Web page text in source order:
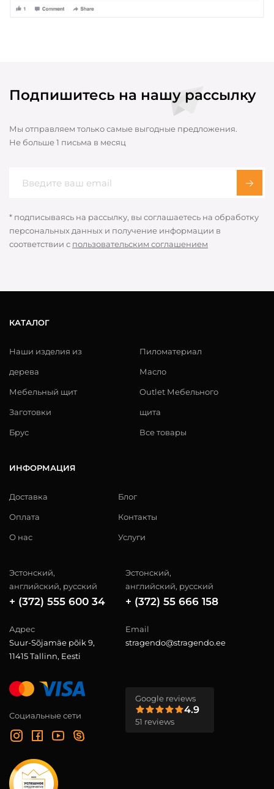
Подпишитесь на нашу рассылку
Мы отправляем только самые выгодные предложения.
Не больше 1 письма в месяц
* подписываясь на рассылку, вы соглашаетесь на обработку
персональных данных и получение информации в
соответствии с пользовательским соглашением
КАТАЛОГ
Наши изделия из
дерева
Мебельный щит
Заготовки
Брус
Пиломатериал
Масло
Outlet Мебельного
щита
Все товары
ИНФОРМАЦИЯ
Доставка
Оплата
О нас
Блог
Контакты
Услуги
Эстонский,
английский, русский
+ (372) 555 600 34
Эстонский,
английский, русский
+ (372) 55 666 158
Адрес
Suur-Sõjamäe põik 9,
11415 Tallinn, Eesti
Email
stragendo@stragendo.ee
Социальные сети
Google reviews
4.9
51 reviews